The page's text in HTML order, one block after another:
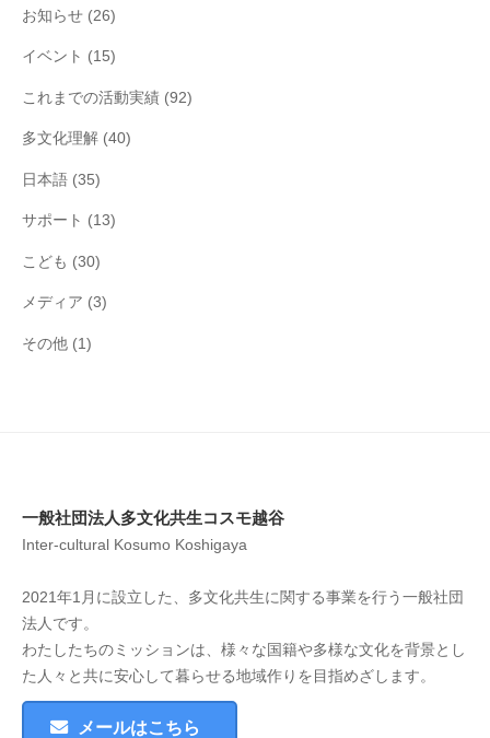
お知らせ (26)
イベント (15)
これまでの活動実績 (92)
多文化理解 (40)
日本語 (35)
サポート (13)
こども (30)
メディア (3)
その他 (1)
一般社団法人多文化共生コスモ越谷
Inter-cultural Kosumo Koshigaya
2021年1月に設立した、多文化共生に関する事業を行う一般社団
法人です。
わたしたちのミッションは、様々な国籍や多様な文化を背景とし
た人々と共に安心して暮らせる地域作りを目指めざします。
メールはこちら